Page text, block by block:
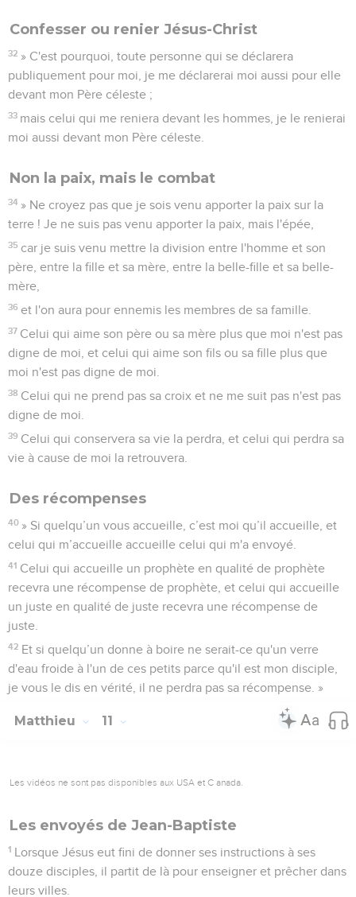
Confesser ou renier Jésus-Christ
32 » C'est pourquoi, toute personne qui se déclarera
publiquement pour moi, je me déclarerai moi aussi pour elle
devant mon Père céleste ;
33 mais celui qui me reniera devant les hommes, je le renierai
moi aussi devant mon Père céleste.
Non la paix, mais le combat
34 » Ne croyez pas que je sois venu apporter la paix sur la
terre ! Je ne suis pas venu apporter la paix, mais l'épée,
35 car je suis venu mettre la division entre l'homme et son
père, entre la fille et sa mère, entre la belle-fille et sa belle-
mère,
36 et l'on aura pour ennemis les membres de sa famille.
37 Celui qui aime son père ou sa mère plus que moi n'est pas
digne de moi, et celui qui aime son fils ou sa fille plus que
moi n'est pas digne de moi.
38 Celui qui ne prend pas sa croix et ne me suit pas n'est pas
digne de moi.
39 Celui qui conservera sa vie la perdra, et celui qui perdra sa
vie à cause de moi la retrouvera.
Des récompenses
40 » Si quelqu’un vous accueille, c’est moi qu’il accueille, et
celui qui m’accueille accueille celui qui m'a envoyé.
41 Celui qui accueille un prophète en qualité de prophète
recevra une récompense de prophète, et celui qui accueille
un juste en qualité de juste recevra une récompense de
juste.
42 Et si quelqu’un donne à boire ne serait-ce qu'un verre
d'eau froide à l'un de ces petits parce qu'il est mon disciple,
je vous le dis en vérité, il ne perdra pas sa récompense. »
Matthieu 11
Les vidéos ne sont pas disponibles aux USA et C anada.
Les envoyés de Jean-Baptiste
1 Lorsque Jésus eut fini de donner ses instructions à ses
douze disciples, il partit de là pour enseigner et prêcher dans
leurs villes.